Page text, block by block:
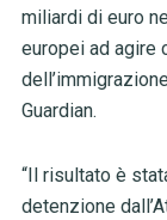
miliardi di euro
europei ad agire
Guardian.
“Il risultato è
detenzione